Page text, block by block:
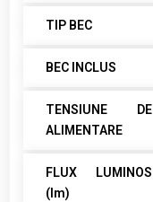
TIP BEC
BEC INCLUS
TENSIUNE DE
ALIMENTARE
FLUX LUMINOS
(lm)